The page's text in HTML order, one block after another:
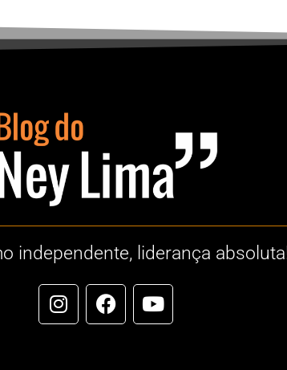
independente, liderança